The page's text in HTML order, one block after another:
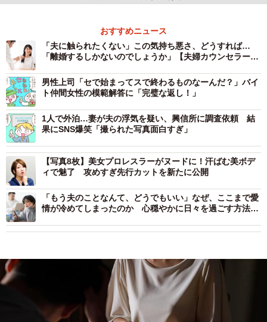
おすすめニュース
「夫に触られたくない」この気持ち悪さ、どうすれば…
「離婚するしかないのでしょうか」【夫婦カウンセラーが
男性上司「セで始まってスで終わるものなーんだ？」バイ
ト仲間女性の模範解答に「完璧な返し！」
1人で外泊…妻が夫の浮気を疑い、興信所に調査依頼 結
果にSNS爆笑「撮られた写真面白すぎ」
【写真8枚】美女プロレスラーがヌードに！汗ばむ美ボデ
ィで魅了 攻めすぎ先行カットを新たに公開
「もう夫のことなんて、どうでもいい」なぜ、ここまで愛
情が冷めてしまったのか 心穏やかに日々を過ごす方法は